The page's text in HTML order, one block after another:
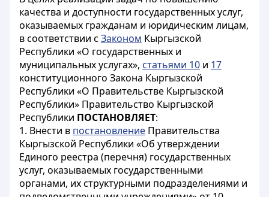
качества и доступности государственных услуг,
оказываемых гражданам и юридическим лицам,
в соответствии с Законом Кыргызской
Республики «О государственных и
муниципальных услугах», статьями 10 и 17
конституционного Закона Кыргызской
Республики «О Правительстве Кыргызской
Республики» Правительство Кыргызской
Республики ПОСТАНОВЛЯЕТ:
1. Внести в постановление Правительства
Кыргызской Республики «Об утверждении
Единого реестра (перечня) государственных
услуг, оказываемых государственными
органами, их структурными подразделениями и